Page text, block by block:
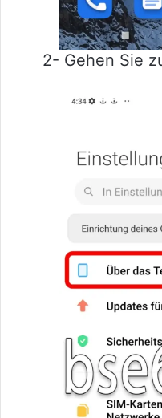
2- Gehen Sie